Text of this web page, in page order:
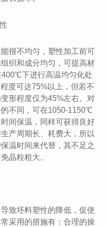
很不均匀，塑性加工前可
织和成分均匀，可提高材
下进行高温均匀化处
度可达75%以上，但若不
形程度仅为45%左右。对
不同，可在1050-1150℃
间保温，同样可获得良好
产周期长、耗费大，所以
温时间来代替，其不足之
晶粒粗大。
致坯料塑性的降低，促使
采用的措施有：合理的操